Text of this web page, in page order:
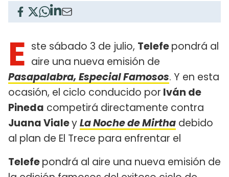
E ste sábado 3 de julio, Telefepondrá al
aire una nueva emisión de
Pasapalabra, Especial Famosos. Y en esta
ocasión, el ciclo conducido por Iván de
Pineda competirá directamente contra
Juana VialeyLa Noche de Mirtha debido
al plan de El Trece para enfrentar el
Telefepondrá al aire una nueva emisión de